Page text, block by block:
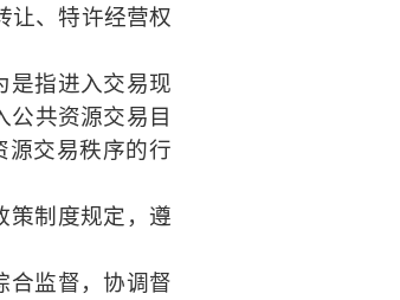
让、特许经营权
是指进入交易现
公共资源交易目
源交易秩序的行
策制度规定，遵
合监督，协调督